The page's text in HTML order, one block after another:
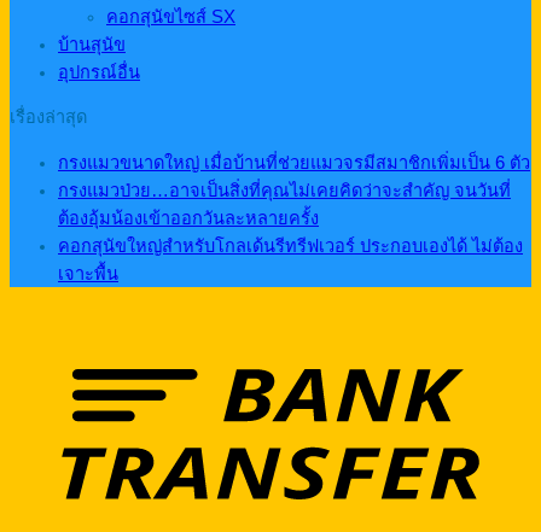
คอกสุนัขไซส์ SX
บ้านสุนัข
อุปกรณ์อื่น
เรื่องล่าสุด
กรงแมวขนาดใหญ่ เมื่อบ้านที่ช่วยแมวจรมีสมาชิกเพิ่มเป็น 6 ตัว
กรงแมวป่วย…อาจเป็นสิ่งที่คุณไม่เคยคิดว่าจะสำคัญ จนวันที่
ต้องอุ้มน้องเข้าออกวันละหลายครั้ง
คอกสุนัขใหญ่สำหรับโกลเด้นรีทรีฟเวอร์ ประกอบเองได้ ไม่ต้อง
เจาะพื้น